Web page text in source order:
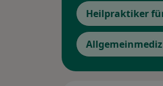
Heilpraktiker